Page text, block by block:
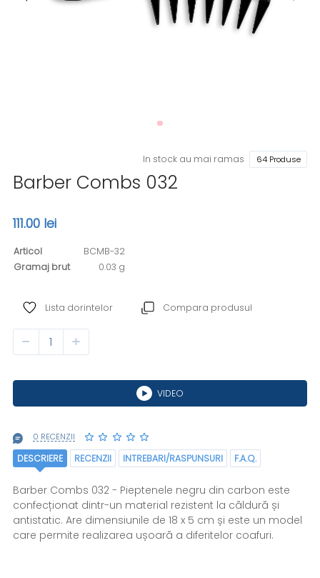
In stock au mai ramas 64 Produse
Barber Combs 032
111.00 lei
Articol
BCMB-32
Gramaj brut
0.03 g
Lista dorintelor Compara produsul
VIDEO
0 RECENZII
DESCRIERE RECENZII INTREBARI/RASPUNSURI F.A.Q.
Barber Combs 032 - Pieptenele negru din carbon este
confecționat dintr-un material rezistent la căldură și
antistatic. Are dimensiunile de 18 x 5 cm și este un model
care permite realizarea ușoară a diferitelor coafuri.